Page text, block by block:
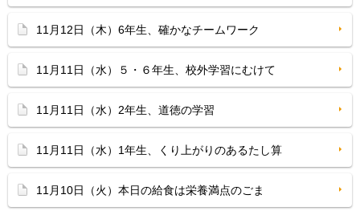
11月12日（木）6年生、確かなチームワーク
11月11日（水）５・６年生、校外学習にむけて
11月11日（水）2年生、道徳の学習
11月11日（水）1年生、くり上がりのあるたし算
11月10日（火）本日の給食は栄養満点のごま